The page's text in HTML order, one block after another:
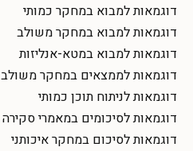
דוגמאות למבוא במחקר כמותי
דוגמאות למבוא במחקר משולב
דוגמאות למבוא במטא-אנליזות
דוגמאות לממצאים במחקר משולב
דוגמאות לניתוח תוכן כמותי
דוגמאות לסיכומים במאמרי סקירה
דוגמאות לסיכום במחקר איכותני